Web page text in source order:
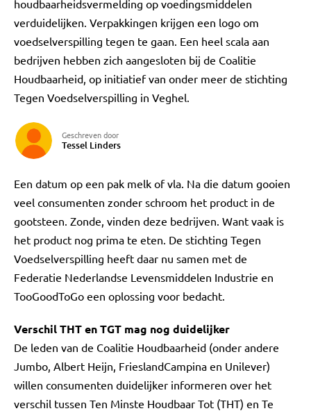
houdbaarheidsvermelding op voedingsmiddelen
verduidelijken. Verpakkingen krijgen een logo om
voedselverspilling tegen te gaan. Een heel scala aan
bedrijven hebben zich aangesloten bij de Coalitie
Houdbaarheid, op initiatief van onder meer de stichting
Tegen Voedselverspilling in Veghel.
Geschreven door
Tessel Linders
Een datum op een pak melk of vla. Na die datum gooien
veel consumenten zonder schroom het product in de
gootsteen. Zonde, vinden deze bedrijven. Want vaak is
het product nog prima te eten. De stichting Tegen
Voedselverspilling heeft daar nu samen met de
Federatie Nederlandse Levensmiddelen Industrie en
TooGoodToGo een oplossing voor bedacht.
Verschil THT en TGT mag nog duidelijker
De leden van de Coalitie Houdbaarheid (onder andere
Jumbo, Albert Heijn, FrieslandCampina en Unilever)
willen consumenten duidelijker informeren over het
verschil tussen Ten Minste Houdbaar Tot (THT) en Te